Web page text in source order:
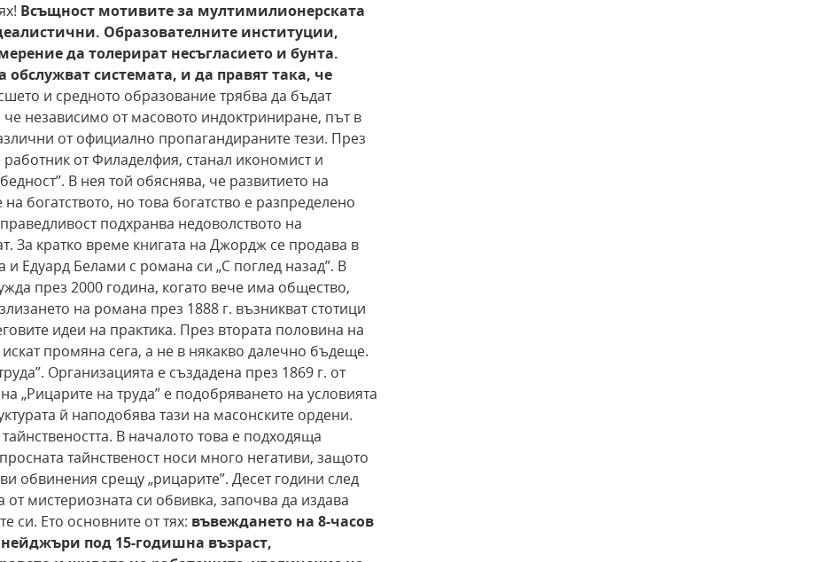
Всъщност мотивите за мултимилионерската
Образователните институции,
да толерират несъгласието и бунта.
обслужват системата, и да правят така, че
и средното образование трябва да бъдат
независимо от масовото индоктриниране, път в
от официално пропагандираните тези. През
от Филаделфия, станал икономист и
В нея той обяснява, че развитието на
богатството, но това богатство е разпределено
подхранва недоволството на
За кратко време книгата на Джордж се продава в
Едуард Белами с романа си „С поглед назад”. В
през 2000 година, когато вече има общество,
на романа през 1888 г. възникват стотици
идеи на практика. През втората половина на
промяна сега, а не в някакво далечно бъдеще.
Организацията е създадена през 1869 г. от
„Рицарите на труда” е подобряването на условията
й наподобява тази на масонските ордени.
В началото това е подходяща
тайнственост носи много негативи, защото
обвинения срещу „рицарите”. Десет години след
от мистериозната си обвивка, започва да издава
си. Ето основните от тях: въвеждането на 8-часов
под 15-годишна възраст,